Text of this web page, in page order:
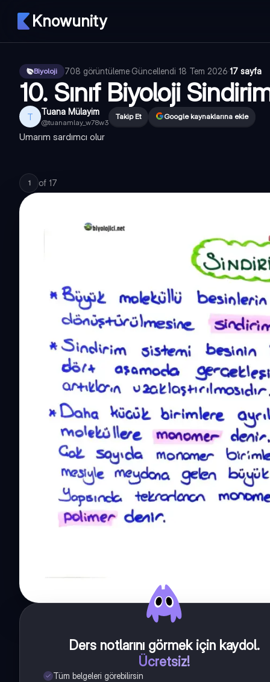
Knowunity
Biyoloji 708 görüntüleme·Güncellendi 18 Tem 2026·17 sayfa
10. Sınıf Biyoloji
T Tuana Mülayim
@tuanamlay_w78w3
Takip Et Google kaynaklarına ekle
Umarım sardımcı olur
1 of 17
Ders notlarını görmek için kaydol.
Ücretsiz!
Tüm belgeleri görebilirsin